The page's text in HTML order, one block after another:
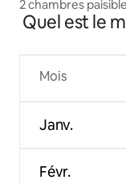
2 chambres
travailleurs
Quel est le
Mois
Janv.
Févr.